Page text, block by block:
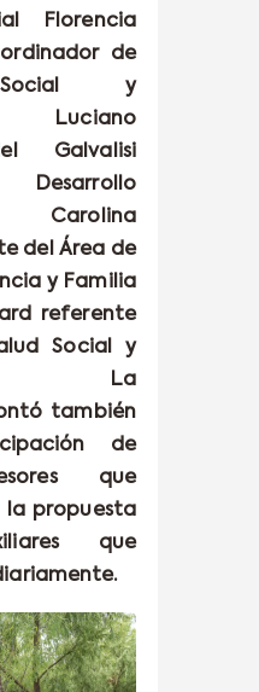
Florencia
de
Social y
Luciano
Galvalisi
Carolina
del Área de
y Familia
referente
Social y
La
también
de
que
la propuesta
que